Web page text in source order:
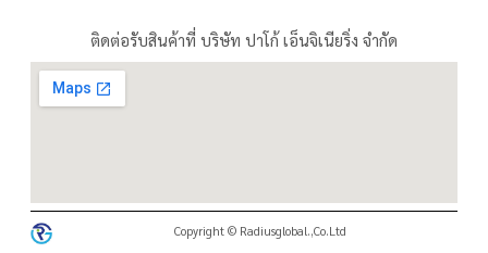
ติดต่อรับสินค้าที่ บริษัท ปาโก้ เอ็นจิเนียริ่ง จำกัด
Copyright © Radiusglobal.,Co.Ltd